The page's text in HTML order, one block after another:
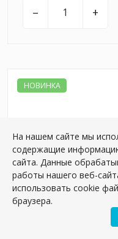
– +
НОВИНКА
На нашем сайте мы
содержащие
сайта. Данные
работы нашего веб-
использовать cookie
браузера.